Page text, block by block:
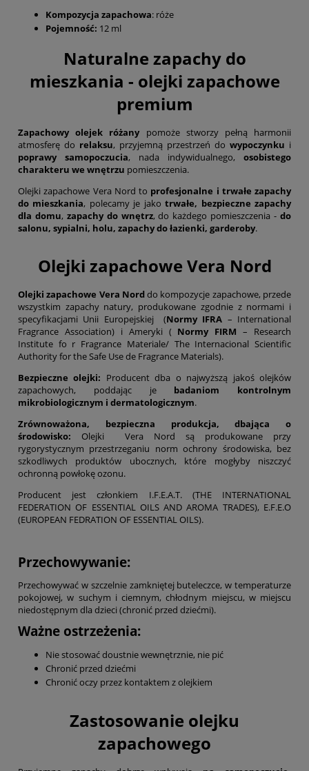
Kompozycja zapachowa: róże
Pojemność: 12 ml
Naturalne zapachy do
mieszkania - olejki zapachowe
premium
Zapachowy olejek różany pomoże stworzy pełną harmonii
atmosferę do relaksu, przyjemną przestrzeń do wypoczynku i
poprawy samopoczucia, nada indywidualnego, osobistego
charakteru we wnętrzu pomieszczenia.
Olejki zapachowe Vera Nord to profesjonalne i trwałe zapachy
do mieszkania, polecamy je jakotrwałe, bezpieczne zapachy
dla domu, zapachy do wnętrz, do każdego pomieszczenia -do
salonu, sypialni, holu, zapachy do łazienki, garderoby.
Olejki zapachowe Vera Nord
Olejki zapachowe Vera Norddo kompozycje zapachowe, przede
wszystkim zapachy natury, produkowane zgodnie z normami i
specyfikacjami Unii Europejskiej (Normy IFRA – International
Fragrance Association) i Ameryki ( Normy FIRM – Research
Institute fo r Fragrance Materiale/ The Internacional Scientific
Authority for the Safe Use de Fragrance Materials).
Bezpieczne olejki: Producent dba o najwyższą jakoś olejków
zapachowych, poddając je badaniom kontrolnym
mikrobiologicznym i dermatologicznym.
Zrównoważona, bezpieczna produkcja, dbająca o
środowisko: Olejki Vera Nord są produkowane przy
rygorystycznym przestrzeganiu norm ochrony środowiska, bez
szkodliwych produktów ubocznych, które mogłyby niszczyć
ochronną powłokę ozonu.
Producent jest członkiem I.F.E.A.T. (THE INTERNATIONAL
FEDERATION OF ESSENTIAL OILS AND AROMA TRADES), E.F.E.O
(EUROPEAN FEDRATION OF ESSENTIAL OILS).
Przechowywanie:
Przechowywać w szczelnie zamkniętej buteleczce, w temperaturze
pokojowej, w suchym i ciemnym, chłodnym miejscu, w miejscu
niedostępnym dla dzieci (chronić przed dziećmi).
Ważne ostrzeżenia:
Nie stosować doustnie wewnętrznie, nie pić
Chronić przed dziećmi
Chronić oczy przez kontaktem z olejkiem
Zastosowanie olejku
zapachowego